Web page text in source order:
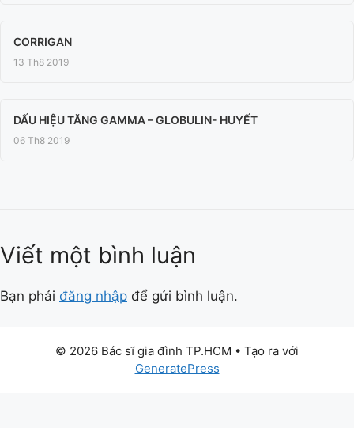
CORRIGAN
13 Th8 2019
DẤU HIỆU TĂNG GAMMA – GLOBULIN- HUYẾT
06 Th8 2019
Viết một bình luận
Bạn phải đăng nhập để gửi bình luận.
© 2026 Bác sĩ gia đình TP.HCM • Tạo ra với
GeneratePress